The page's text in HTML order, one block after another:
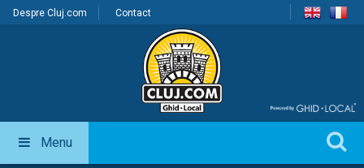
Despre Cluj.com Contact
Menu